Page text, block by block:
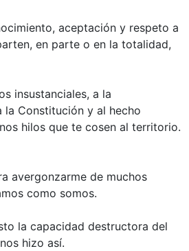
aceptación y respeto a
en parte o en la totalidad,
insustanciales, a la
Constitución y al hecho
hilos que te cosen al territorio.
avergonzarme de muchos
como somos.
la capacidad destructora del
hizo así.